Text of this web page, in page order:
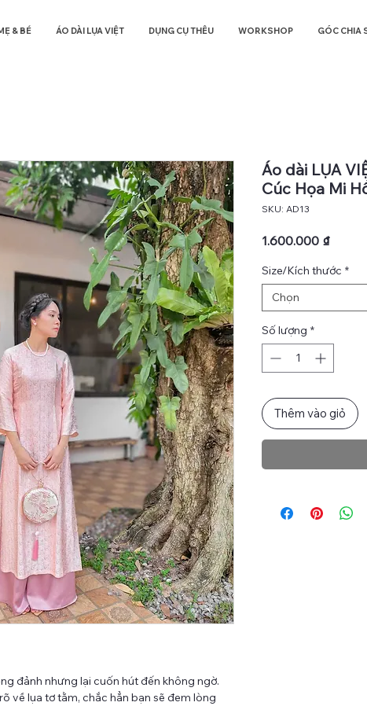
& BÉ ÁO DÀI LỤA VIỆT DỤNG CỤ THÊU WORKSHOP GÓC CHIA
đảnh nhưng lại cuốn hút đến không ngờ.
về lụa tơ tằm, chắc hẳn bạn sẽ đem lòng
Áo dài LỤA
Cúc Họa Mi
SKU: AD13
1.600.000 ₫Giá
Size/Kích thước *
Chọn
Số lượng *
Thêm vào giỏ